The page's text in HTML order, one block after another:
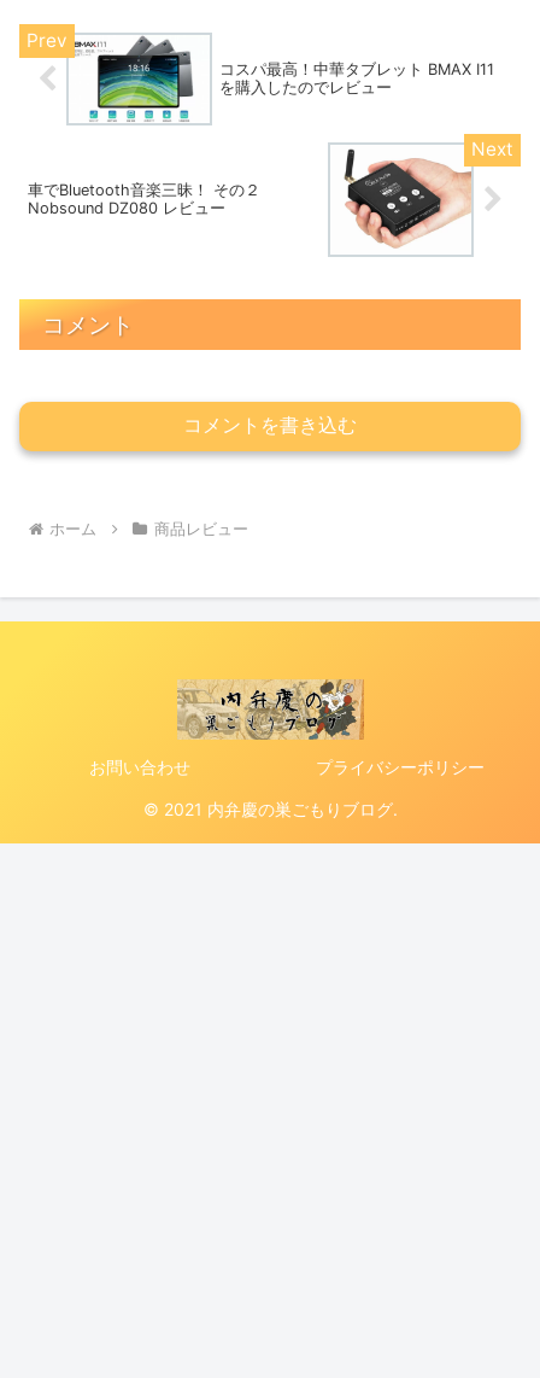
コスパ最高！中華タブレット BMAX I11
を購入したのでレビュー
車でBluetooth音楽三昧！ その２
Nobsound DZ080 レビュー
コメント
コメントを書き込む
ホーム 商品レビュー
お問い合わせ プライバシーポリシー
© 2021 内弁慶の巣ごもりブログ.